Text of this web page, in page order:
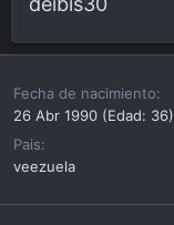
Fecha de nacimiento
26 Abr 1990 (Edad: 36)
Pais
veezuela